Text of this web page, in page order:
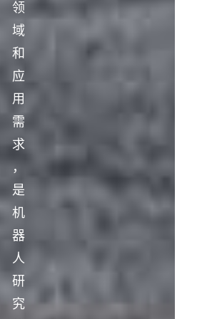
领
域
和
应
用
需
求
，
是
机
器
人
研
究